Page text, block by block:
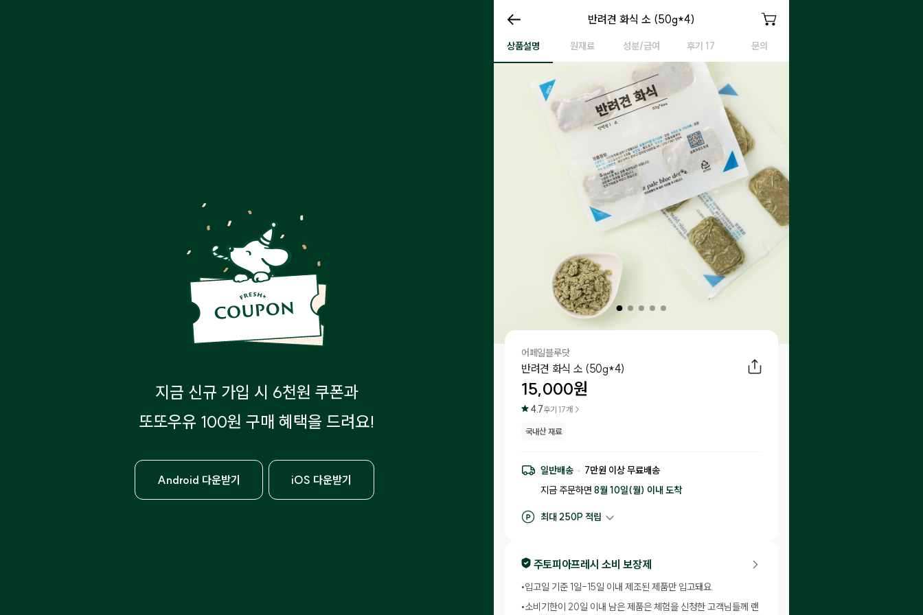
지금 신규 가입 시 6천원 쿠폰과
또또우유 100원 구매 혜택을 드려요!
Android 다운받기 iOS 다운받기
반려견 화식 (소)
반려견 화식 소 (50g*4)
상품설명 원재료 성분/급여 후기 17 문의
반려견 화식 (소)
어페일블루닷
반려견 화식 소 (50g*4)
15,000원
4.7후기 17개 >
국내산 재료
일반배송 7만원 이상 무료배송
지금 주문하면 8월 10일(월) 이내 도착
최대250P 적립
주토피아프레시 소비 보장제
•입고일 기준 1일-15일 이내 제조된 제품만 입고돼요.
•소비기한이 20일 이내 남은 제품은 체험을 신청한 고객님들께 랜